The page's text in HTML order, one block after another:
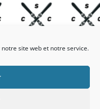
site web et notre service.